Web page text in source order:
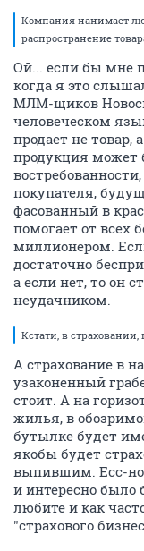
Компания нанимает
распространение
Ой... если бы мне
когда я это
МЛМ-щиков
человеческом
продает не товар,
продукция может
покупателя,
фасованный в
помогает от всех
миллионером.
достаточно
а если нет, то он
неудачником.
Кстати, в страховании,
А страхование в
узаконенный
стоит. А на
жилья, в
бутылке будет
якобы будет
выпившим. Есс-но
и интересно было
любите и как
"страхового